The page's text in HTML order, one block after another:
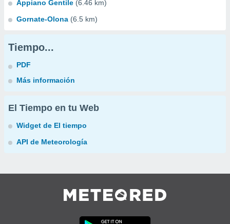
Appiano Gentile (6.46 km)
Gornate-Olona (6.5 km)
Tiempo...
PDF
Más información
El Tiempo en tu Web
Widget de El tiempo
API de Meteorología